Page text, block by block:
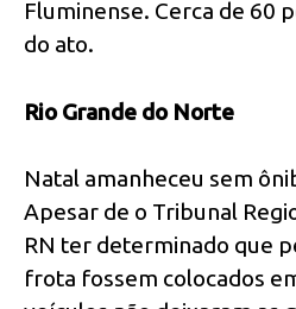
Fluminense. Cerca de 60
do ato.
Rio Grande do Norte
Natal amanheceu sem
Apesar de o Tribunal
RN ter determinado que
frota fossem colocados